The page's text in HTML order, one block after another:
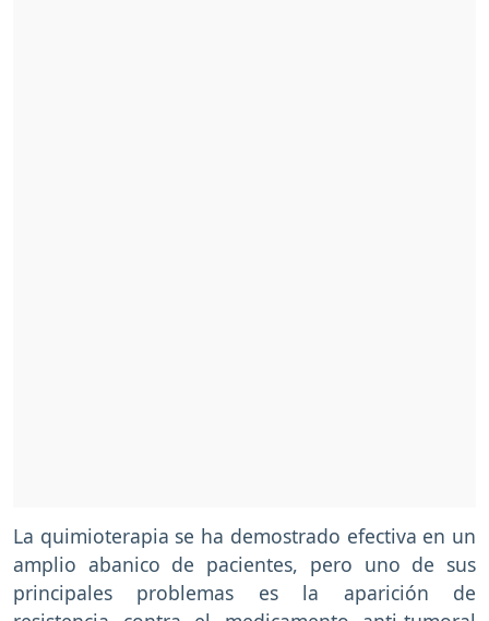
La quimioterapia se ha demostrado efectiva en un
amplio abanico de pacientes, pero uno de sus
principales problemas es la aparición de